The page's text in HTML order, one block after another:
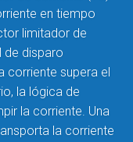
en tiempo
limitador de
de disparo
corriente supera el
la lógica de
la corriente. Una
la corriente